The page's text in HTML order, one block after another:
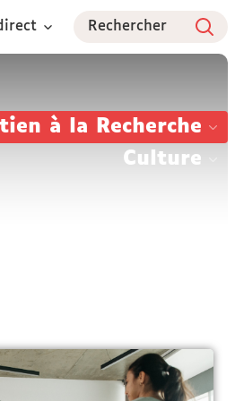
Rechercher
à la Recherche
Culture